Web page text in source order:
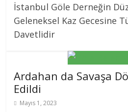
İstanbul Göle Derneğin
Geleneksel Kaz Gecesine
Davetlidir
Ardahan da Savaşa
Edildi
Mayıs 1, 2023